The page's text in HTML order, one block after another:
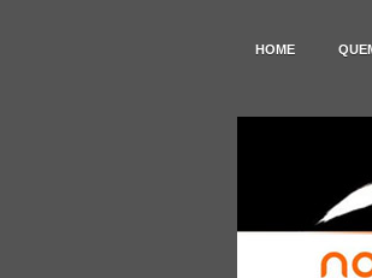
HOME